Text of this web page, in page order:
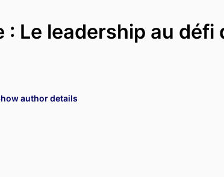
: Le leadership au défi
author details